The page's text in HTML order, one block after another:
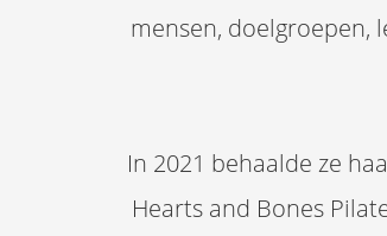
mensen, doelgroepen,
In 2021 behaalde ze
Hearts and Bones